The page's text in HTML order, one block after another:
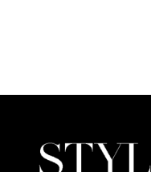
เกณฑ์ที่ตายตัว แต่สิ่ง
& Now ย้อนกลับไป
ย้อนกลับมาเป็น